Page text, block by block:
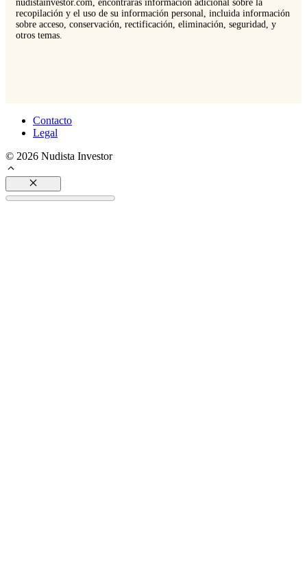
nudistainvestor.com, encontrarás información adicional sobre la
recopilación y el uso de su información personal, incluida información
sobre acceso, conservación, rectificación, eliminación, seguridad, y
otros temas.
Contacto
Legal
© 2026 Nudista Investor
Cerrar